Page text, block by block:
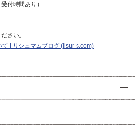
付時間あり）
さい。
| リシュマムブログ (lisur-s.com)